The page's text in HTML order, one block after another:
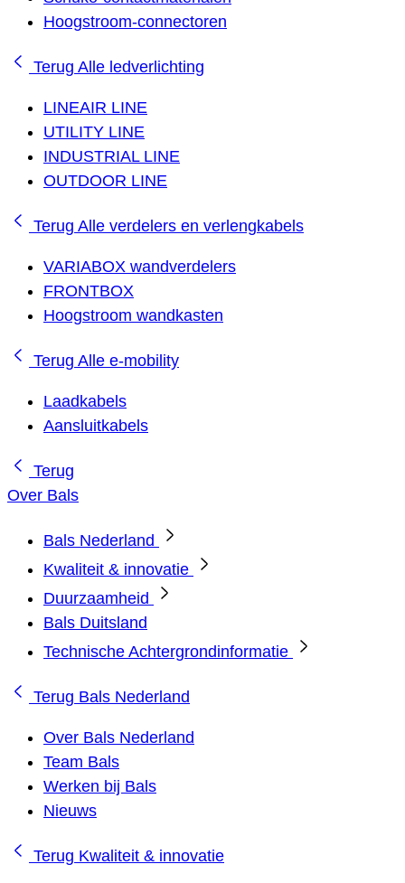
Hoogstroom-connectoren
Terug Alle ledverlichting
LINEAIR LINE
UTILITY LINE
INDUSTRIAL LINE
OUTDOOR LINE
Terug Alle verdelers en verlengkabels
VARIABOX wandverdelers
FRONTBOX
Hoogstroom wandkasten
Terug Alle e-mobility
Laadkabels
Aansluitkabels
Terug
Over Bals
Bals Nederland
Kwaliteit & innovatie
Duurzaamheid
Bals Duitsland
Technische Achtergrondinformatie
Terug Bals Nederland
Over Bals Nederland
Team Bals
Werken bij Bals
Nieuws
Terug Kwaliteit & innovatie